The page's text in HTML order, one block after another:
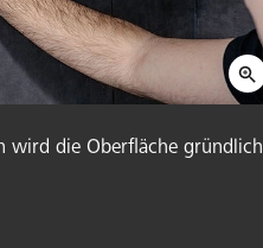
wird die Oberfläche gründlich